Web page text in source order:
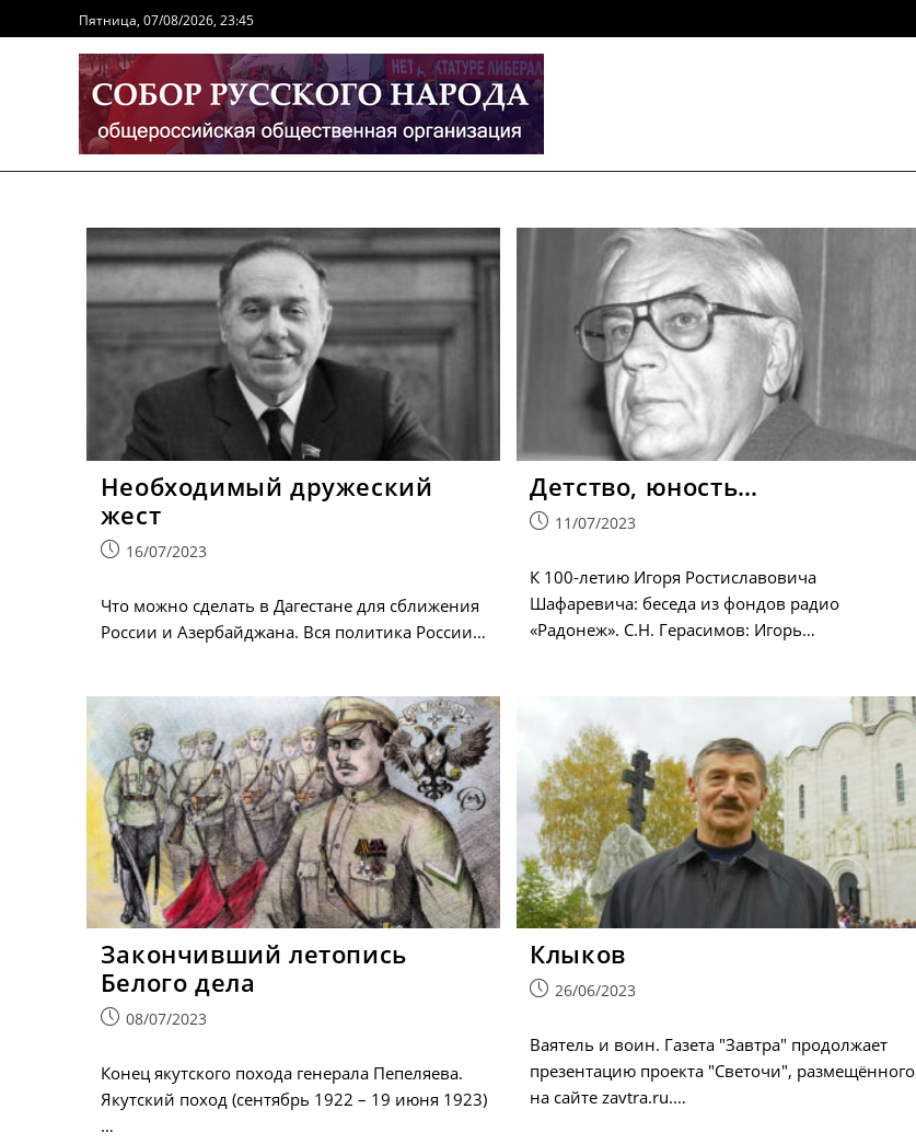
к
содержимому
Пятница, 07/08/2026, 23:45
Необходимый дружеский
жест
Запись16/07/2023
Что можно сделать в Дагестане для сближения
России и Азербайджана. Вся политика России…
Детство, юность…
Запись11/07/2023
К 100-летию Игоря Ростиславовича
Шафаревича: беседа из фондов радио
«Радонеж». С.Н. Герасимов: Игорь…
Закончивший летопись
Белого дела
Запись08/07/2023
Конец якутского похода генерала Пепеляева.
Якутский поход (сентябрь 1922 – 19 июня 1923)
…
Клыков
Запись26/06/2023
Ваятель и воин. Газета "Завтра" продолжает
презентацию проекта "Светочи", размещённого
на сайте zavtra.ru.…